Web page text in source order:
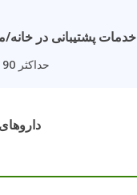
خدمات پشتیبانی در